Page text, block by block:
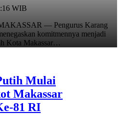
WIB
— Pengurus Karang
komitmennya menjadi
Kota Makassar…
Mulai
Makassar
81 RI